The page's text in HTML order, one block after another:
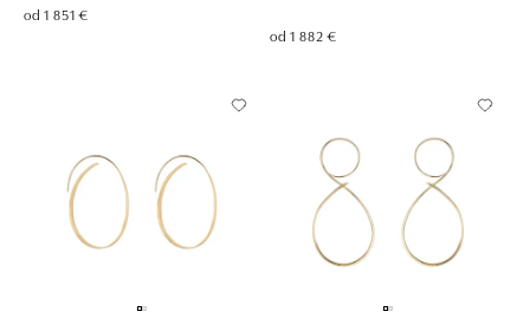
od 1 851 €
od 1 882 €